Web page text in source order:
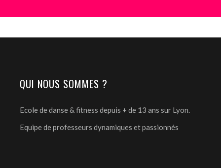
QUI NOUS SOMMES ?
Ecole de danse & fitness depuis + de 13 ans sur Lyon.
Equipe de professeurs dynamiques et passionnés